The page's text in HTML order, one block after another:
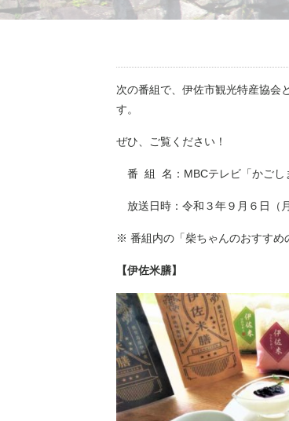
次の番組で、伊佐市観光特産協会
す。
ぜひ、ご覧ください！
番 組 名：MBCテレビ「かご
放送日時：令和３年９月６日（月
※ 番組内の「柴ちゃんのおすすめ
【伊佐米膳】